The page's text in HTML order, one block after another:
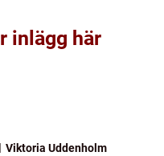
inlägg här
Viktoria Uddenholm